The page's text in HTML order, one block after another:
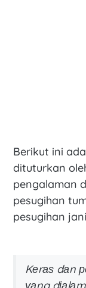
Berikut ini
dituturkan
pengalaman
pesugihan
pesugihan
Kеrаѕ dаn
уаng